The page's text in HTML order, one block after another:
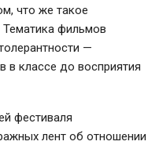
что же такое
Тематика фильмов
—
в классе до восприятия
фестиваля
лент об отношении